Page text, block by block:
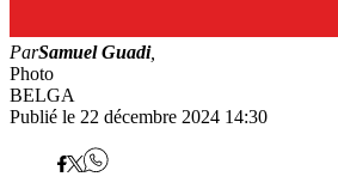
ParSamuel Guadi,
Photo
BELGA
Publié le 22 décembre 2024 14:30